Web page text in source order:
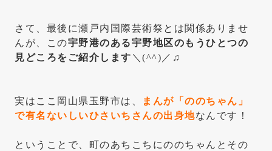
さて、最後に瀬戸内国際芸術祭とは関係ありませ
んが、この宇野港のある宇野地区のもうひとつの
見どころをご紹介します ＼(^^)／♫
実はここ岡山県玉野市は、
まんが「ののちゃん」
で有名ないしいひさいちさんの出身地なんです！
ということで、町のあちこちにののちゃんとその